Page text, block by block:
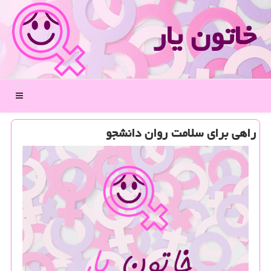
خاتون یار
منو
راهی برای سلامت روان دانشجو